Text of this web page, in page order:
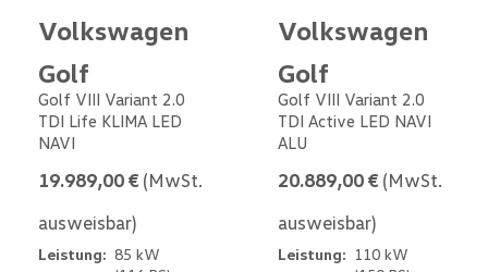
Volkswagen
Golf
Golf VIII Variant 2.0
TDI Life KLIMA LED
NAVI
19.989,00 € (MwSt.
ausweisbar)
Leistung: 85 kW
Volkswagen
Golf
Golf VIII Variant 2.0
TDI Active LED NAVI
ALU
20.889,00 € (MwSt.
ausweisbar)
Leistung: 110 kW